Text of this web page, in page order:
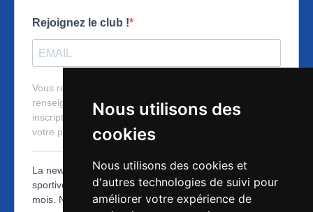
Nous utilisons des
cookies
Nous utilisons des cookies et
d'autres technologies de suivi pour
améliorer votre expérience de